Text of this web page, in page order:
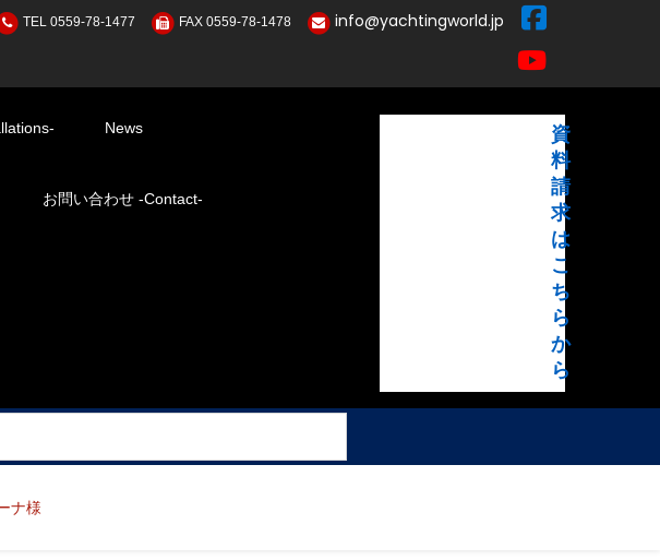
TEL 0559-78-1477 FAX 0559-78-1478 info@yachtingworld.jp
News
お問い合わせ -Contact-
資
料
請
求
は
こ
ち
ら
か
ら
ナ様